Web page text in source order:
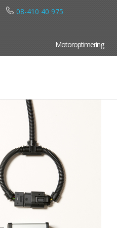
08-410 40 975
Motoroptimering